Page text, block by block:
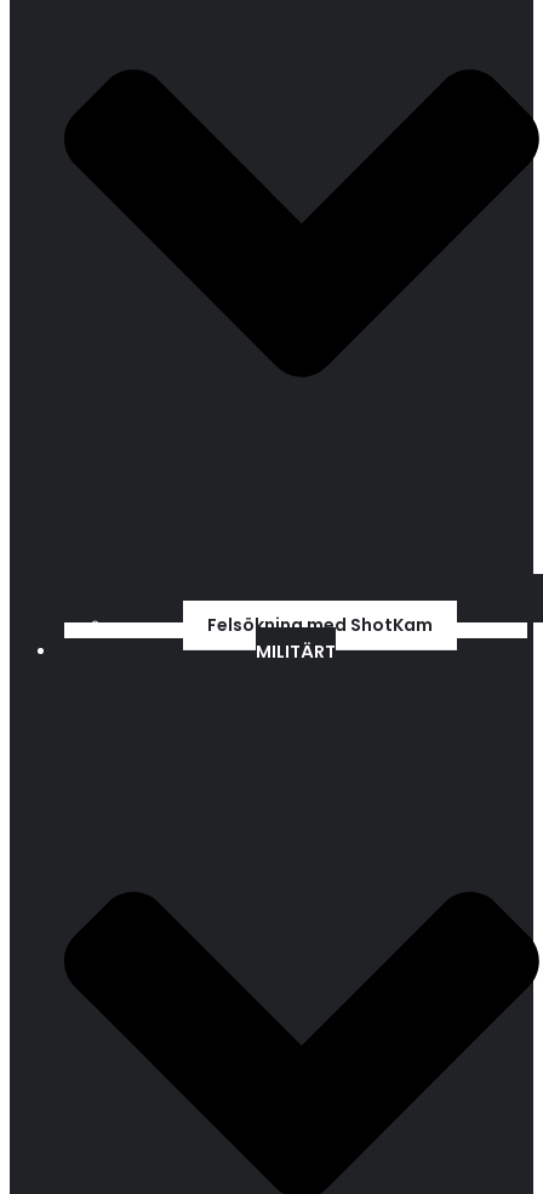
Felsökning med ShotKam
MILITÄRT